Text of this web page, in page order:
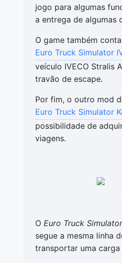
jogo para algumas
a entrega de algumas
O game também
Euro Truck Simulator
veículo IVECO Stralis
travão de escape.
Por fim, o outro mod
Euro Truck Simulator
possibilidade de
viagens.
O Euro Truck
segue a mesma linha
transportar uma